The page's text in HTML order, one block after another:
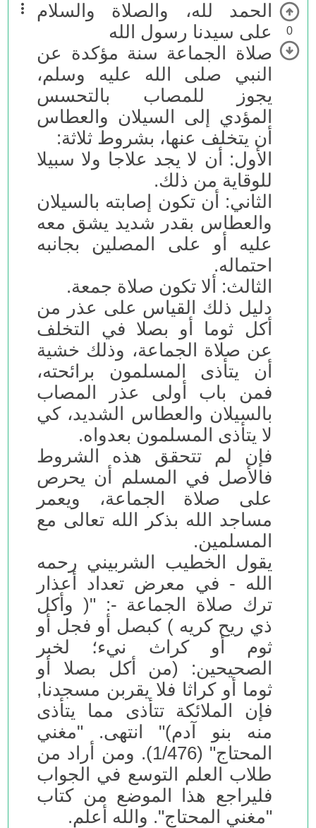
0
الحمد لله، والصلاة والسلام
على سيدنا رسول الله
صلاة الجماعة سنة مؤكدة عن
النبي صلى الله عليه وسلم،
يجوز للمصاب بالتحسس
المؤدي إلى السيلان والعطاس
أن يتخلف عنها، بشروط ثلاثة:
الأول: أن لا يجد علاجا ولا سبيلا
للوقاية من ذلك.
الثاني: أن تكون إصابته بالسيلان
والعطاس بقدر شديد يشق معه
عليه أو على المصلين بجانبه
احتماله.
الثالث: ألا تكون صلاة جمعة.
دليل ذلك القياس على عذر من
أكل ثوما أو بصلا في التخلف
عن صلاة الجماعة، وذلك خشية
أن يتأذى المسلمون برائحته،
فمن باب أولى عذر المصاب
بالسيلان والعطاس الشديد، كي
لا يتأذى المسلمون بعدواه.
فإن لم تتحقق هذه الشروط
فالأصل في المسلم أن يحرص
على صلاة الجماعة، ويعمر
مساجد الله بذكر الله تعالى مع
المسلمين.
يقول الخطيب الشربيني رحمه
الله - في معرض تعداد أعذار
ترك صلاة الجماعة -: "( وأكل
ذي ريح كريه ) كبصل أو فجل أو
ثوم أو كراث نيء؛ لخبر
الصحيحين: (من أكل بصلا أو
ثوما أو كراثا فلا يقربن مسجدنا,
فإن الملائكة تتأذى مما يتأذى
منه بنو آدم)" انتهى. "مغني
المحتاج" (1/476). ومن أراد من
طلاب العلم التوسع في الجواب
فليراجع هذا الموضع من كتاب
"مغني المحتاج". والله أعلم.